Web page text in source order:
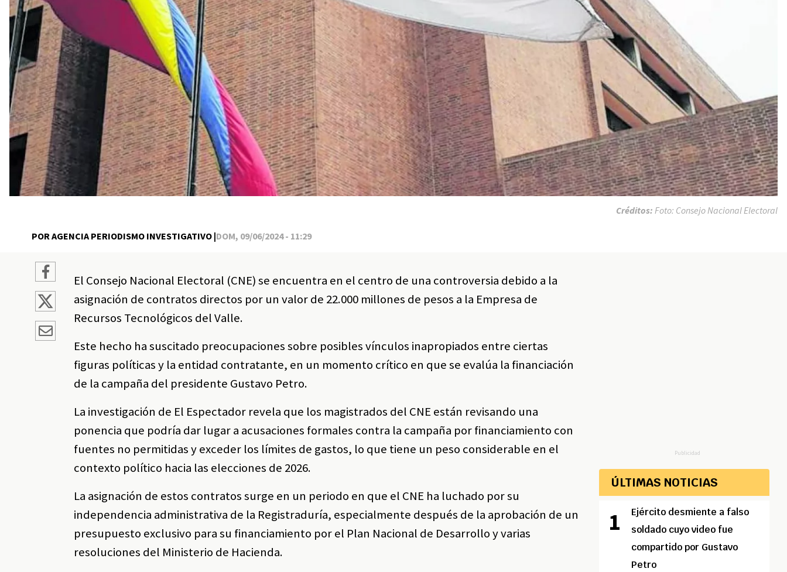
POR AGENCIA PERIODISMO INVESTIGATIVO |DOM, 09/06/2024 - 11:29
Créditos: Foto: Consejo Nacional Electoral
El Consejo Nacional Electoral (CNE) se encuentra en el centro de una controversia debido a la
asignación de contratos directos por un valor de 22.000 millones de pesos a la Empresa de
Recursos Tecnológicos del Valle.
Este hecho ha suscitado preocupaciones sobre posibles vínculos inapropiados entre ciertas
figuras políticas y la entidad contratante, en un momento crítico en que se evalúa la financiación
de la campaña del presidente Gustavo Petro.
La investigación de El Espectador revela que los magistrados del CNE están revisando una
ponencia que podría dar lugar a acusaciones formales contra la campaña por financiamiento con
fuentes no permitidas y exceder los límites de gastos, lo que tiene un peso considerable en el
contexto político hacia las elecciones de 2026.
La asignación de estos contratos surge en un periodo en que el CNE ha luchado por su
independencia administrativa de la Registraduría, especialmente después de la aprobación de un
presupuesto exclusivo para su financiamiento por el Plan Nacional de Desarrollo y varias
resoluciones del Ministerio de Hacienda.
Publicidad
ÚLTIMAS NOTICIAS
Ejército desmiente a falso
soldado cuyo video fue
compartido por Gustavo
Petro